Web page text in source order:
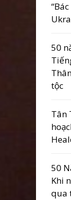
50
tộc
Tân
50
Khi
qua